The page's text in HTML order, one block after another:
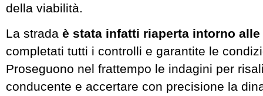
della viabilità.
La strada è stata infatti riaperta intorno alle
completati tutti i controlli e garantite le
Proseguono nel frattempo le indagini per
conducente e accertare con precisione la